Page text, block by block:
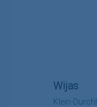
Klein-
Wijas